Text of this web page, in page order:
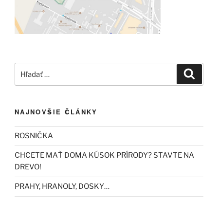
NAJNOVŠIE ČLÁNKY
ROSNIČKA
CHCETE MAŤ DOMA KÚSOK PRÍRODY? STAVTE NA
DREVO!
PRAHY, HRANOLY, DOSKY…